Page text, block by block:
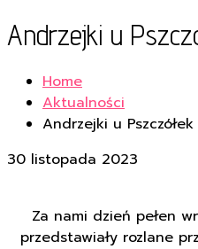
Andrzejki u
Home
Aktualności
Andrzejki u Pszczółek
30 listopada 2023
Za nami dzień pełen
przedstawiały rozlane